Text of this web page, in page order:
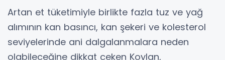
Artan et tüketimiyle birlikte fazla tuz ve yağ
alımının kan basıncı, kan şekeri ve kolesterol
seviyelerinde ani dalgalanmalara neden
olabileceğine dikkat çeken Koylan,